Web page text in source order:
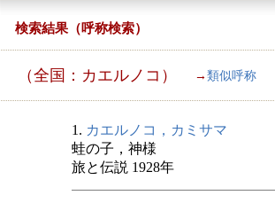
検索結果（呼称検索）
（全国：カエルノコ） → 類似呼称
1. カエルノコ，カミサマ
蛙の子，神様
旅と伝説 1928年